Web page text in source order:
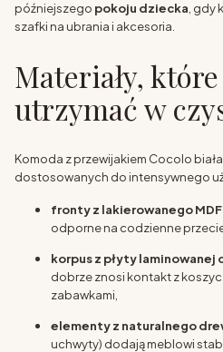
późniejszego pokoju dziecka, gdy
szafki na ubrania i akcesoria.
Materiały, które
utrzymać w
Komoda z przewijakiem Cocolo
dostosowanych do intensywnego
fronty z lakierowanego MDF
odporne na codzienne
korpus z płyty laminowanej
dobrze znosi kontakt z
zabawkami,
elementy z naturalnego
uchwyty) dodają meblowi